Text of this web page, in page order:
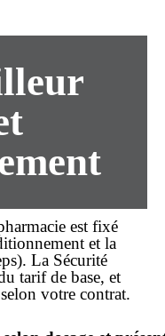
est fixé
et la
La Sécurité
tarif de base, et
votre contrat.